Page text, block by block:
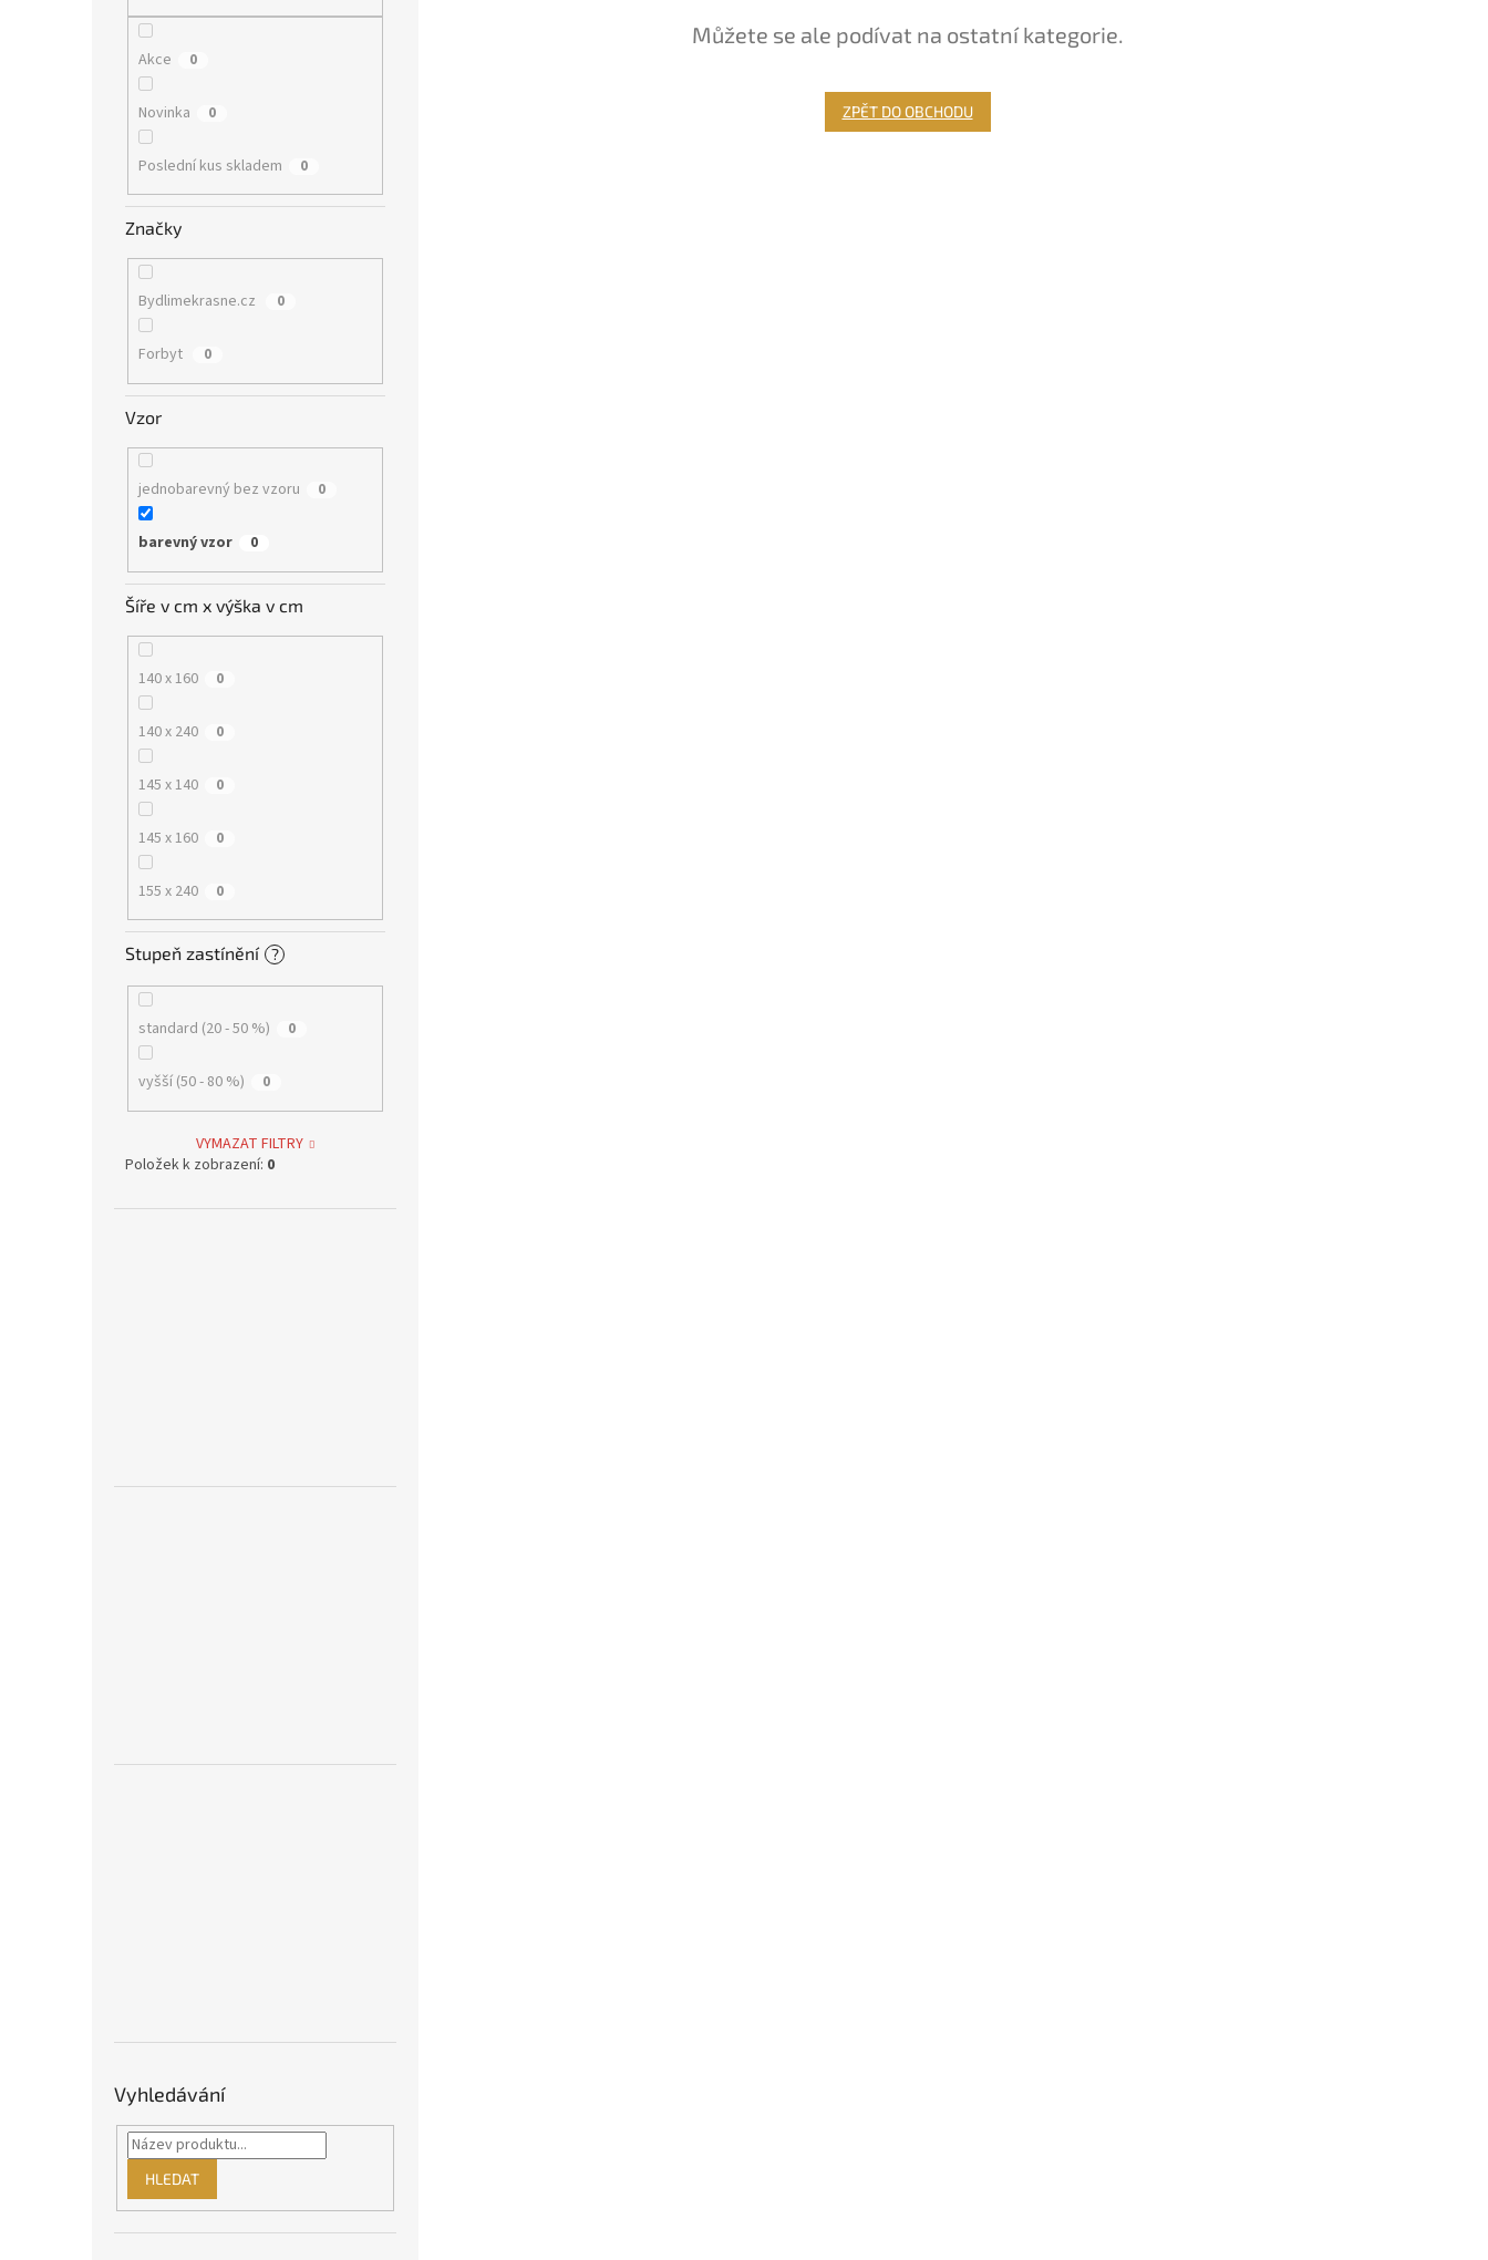
Akce 0
Novinka 0
Poslední kus skladem 0
Značky
Bydlimekrasne.cz 0
Forbyt 0
Vzor
jednobarevný bez vzoru 0
barevný vzor 0
Šíře v cm x výška v cm
140 x 160 0
140 x 240 0
145 x 140 0
145 x 160 0
155 x 240 0
Stupeň zastínění ?
standard (20 - 50 %) 0
vyšší (50 - 80 %) 0
VYMAZAT FILTRY
Položek k zobrazení: 0
Vyhledávání
HLEDAT
Můžete se ale podívat na ostatní kategorie.
ZPĚT DO OBCHODU